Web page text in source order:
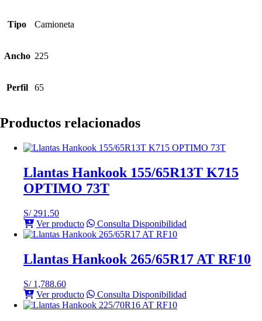
Tipo Camioneta
Ancho 225
Perfil 65
Productos relacionados
Llantas Hankook 155/65R13T K715
OPTIMO 73T
S/291.50
Ver producto
Consulta Disponibilidad
Llantas Hankook 265/65R17 AT RF10
S/1,788.60
Ver producto
Consulta Disponibilidad